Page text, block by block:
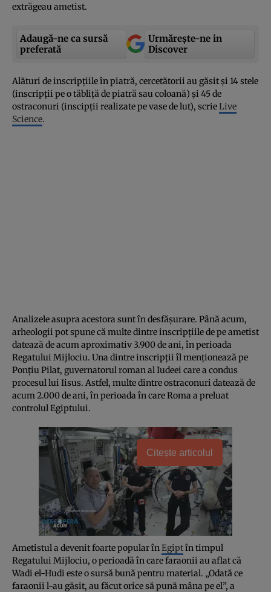
extrăgeau ametist.
Adaugă-ne ca sursă
preferată
Urmărește-ne in
Discover
Alături de inscripţiile în piatră, cercetătorii au găsit şi 14 stele
(inscripţii pe o tăbliţă de piatră sau coloană) şi 45 de
ostraconuri (inscipţii realizate pe vase de lut), scrieLive
Science.
Analizele asupra acestora sunt în desfăşurare. Până acum,
arheologii pot spune că multe dintre inscripţiile de pe ametist
datează de acum aproximativ 3.900 de ani, în perioada
Regatului Mijlociu. Una dintre inscripţii îl menţionează pe
Ponţiu Pilat, guvernatorul roman al Iudeei care a condus
procesul lui Iisus. Astfel, multe dintre ostraconuri datează de
acum 2.000 de ani, în perioada în care Roma a preluat
controlul Egiptului.
Citește articolul
Ametistul a devenit foarte popular înEgiptîn timpul
Regatului Mijlociu, o perioadă în care faraonii au aflat că
Wadi el-Hudi este o sursă bună pentru material. „Odată ce
faraonii l-au găsit, au făcut orice să pună mâna pe el”, a